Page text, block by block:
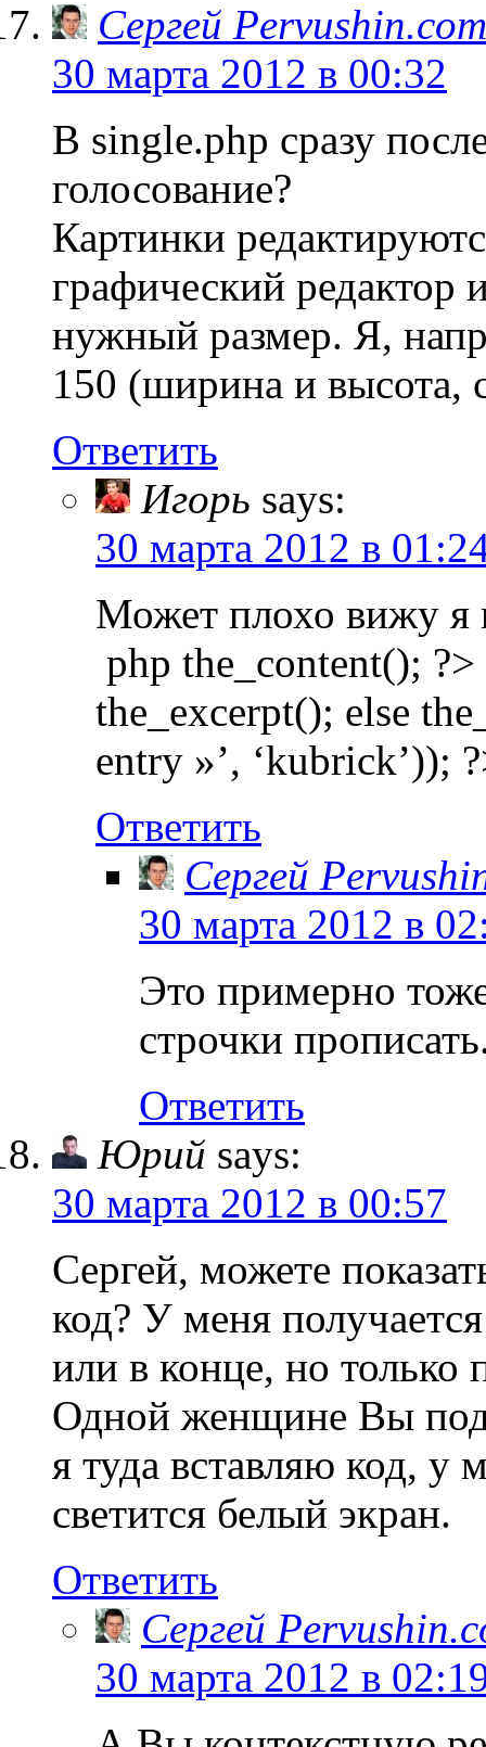
Сергей Pervushin.com
30 марта 2012 в 00:32
В single.php сразу
голосование?
Картинки
графический редактор
нужный размер. Я,
150 (ширина и высота,
Ответить
Игорь says:
30 марта 2012 в
Может плохо вижу я
php the_content();
the_excerpt(); else
entry »’, ‘kubrick’));
Ответить
Сергей
30 марта 2012 в
Это примерно
строчки
Ответить
Юрий says:
30 марта 2012 в 00:57
Сергей, можете
код? У меня
или в конце, но только
Одной женщине Вы
я туда вставляю код, у
светится белый экран.
Ответить
Сергей
30 марта 2012 в